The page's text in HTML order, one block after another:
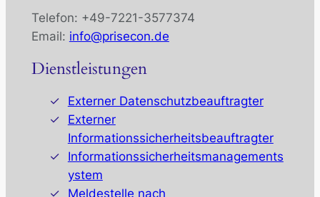
Telefon: +49-7221-3577374
Email: info@prisecon.de
Dienstleistungen
Externer Datenschutzbeauftragter
Externer
Informationssicherheitsbeauftragter
Informationssicherheitsmanagements
ystem
Meldestelle nach